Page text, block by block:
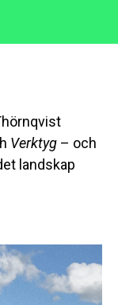
Verktyg – och
landskap